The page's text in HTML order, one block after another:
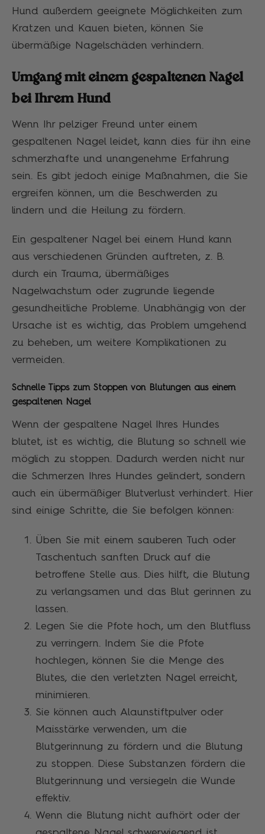
Hund außerdem geeignete Möglichkeiten zum
Kratzen und Kauen bieten, können Sie
übermäßige Nagelschäden verhindern.
Umgang mit einem gespaltenen Nagel
bei Ihrem Hund
Wenn Ihr pelziger Freund unter einem
gespaltenen Nagel leidet, kann dies für ihn eine
schmerzhafte und unangenehme Erfahrung
sein. Es gibt jedoch einige Maßnahmen, die Sie
ergreifen können, um die Beschwerden zu
lindern und die Heilung zu fördern.
Ein gespaltener Nagel bei einem Hund kann
aus verschiedenen Gründen auftreten, z. B.
durch ein Trauma, übermäßiges
Nagelwachstum oder zugrunde liegende
gesundheitliche Probleme. Unabhängig von der
Ursache ist es wichtig, das Problem umgehend
zu beheben, um weitere Komplikationen zu
vermeiden.
Schnelle Tipps zum Stoppen von Blutungen aus einem
gespaltenen Nagel
Wenn der gespaltene Nagel Ihres Hundes
blutet, ist es wichtig, die Blutung so schnell wie
möglich zu stoppen. Dadurch werden nicht nur
die Schmerzen Ihres Hundes gelindert, sondern
auch ein übermäßiger Blutverlust verhindert. Hier
sind einige Schritte, die Sie befolgen können:
Üben Sie mit einem sauberen Tuch oder
Taschentuch sanften Druck auf die
betroffene Stelle aus. Dies hilft, die Blutung
zu verlangsamen und das Blut gerinnen zu
lassen.
Legen Sie die Pfote hoch, um den Blutfluss
zu verringern. Indem Sie die Pfote
hochlegen, können Sie die Menge des
Blutes, die den verletzten Nagel erreicht,
minimieren.
Sie können auch Alaunstiftpulver oder
Maisstärke verwenden, um die
Blutgerinnung zu fördern und die Blutung
zu stoppen. Diese Substanzen fördern die
Blutgerinnung und versiegeln die Wunde
effektiv.
Wenn die Blutung nicht aufhört oder der